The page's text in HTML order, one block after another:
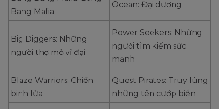
Bang Mafia
Ocean: Đại dương
Big Diggers: Những
người thợ mỏ vĩ đại
Power Seekers: Những
người tìm kiếm sức
mạnh
Blaze Warriors: Chiến
binh lửa
Quest Pirates: Truy lùng
những tên cướp biển